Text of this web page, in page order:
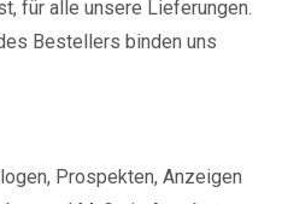
für alle unsere Lieferungen.
Bestellers binden uns
Prospekten, Anzeigen